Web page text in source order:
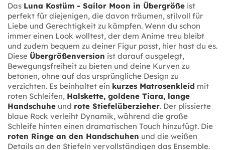
Das Luna Kostüm - Sailor Moon in Übergröße ist
perfekt für diejenigen, die davon träumen, stilvoll für
Liebe und Gerechtigkeit zu kämpfen. Wenn du schon
immer einen Look wolltest, der dem Anime treu bleibt
und zudem bequem zu deiner Figur passt, hier hast du es.
Diese Übergrößenversion ist darauf ausgelegt,
Bewegungsfreiheit zu bieten und deine Kurven zu
betonen, ohne auf das ursprüngliche Design zu
verzichten. Es beinhaltet ein kurzes Matrosenkleid mit
roten Schleifen, Halskette, goldene Tiara, lange
Handschuhe und rote Stiefelüberzieher. Der plissierte
blaue Rock verleiht Dynamik, während die große
Schleife hinten einen dramatischen Touch hinzufügt. Die
roten Ringe an den Handschuhen und die weißen
Details an den Stiefeln vervollständigen das Ensemble.